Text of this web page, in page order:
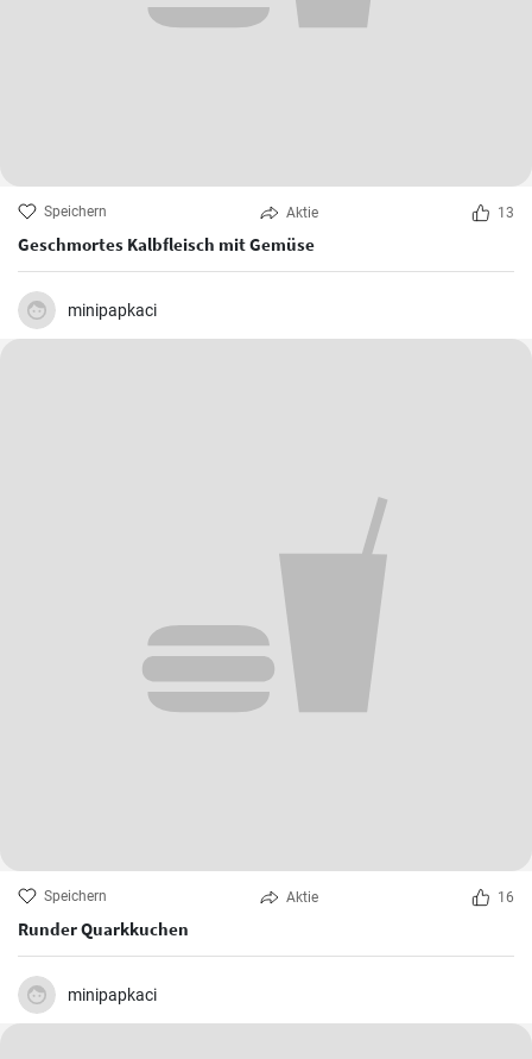
Speichern Aktie 13
Geschmortes Kalbfleisch mit Gemüse
minipapkaci
Speichern Aktie 16
Runder Quarkkuchen
minipapkaci